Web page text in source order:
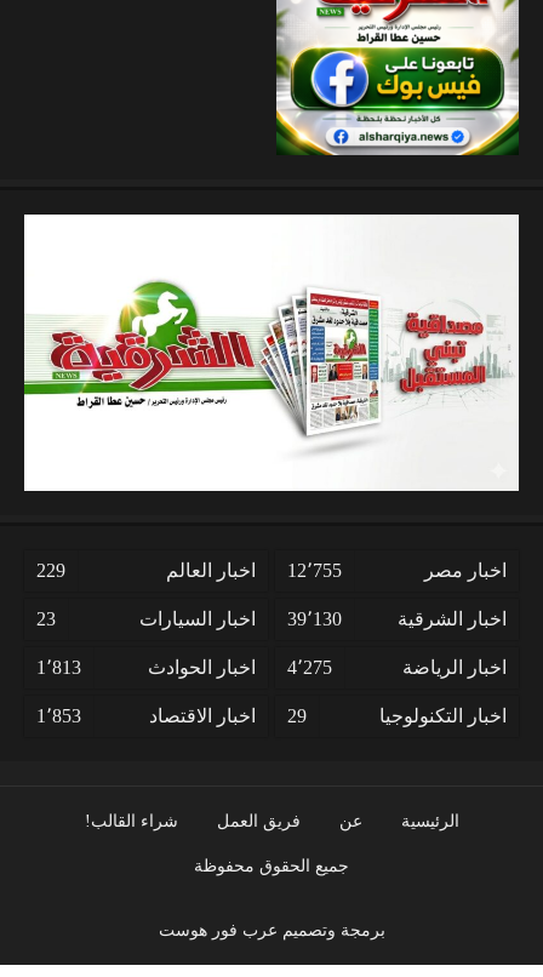
اخبار مصر 12٬755 اخبار العالم 229
اخبار الشرقية 39٬130 اخبار السيارات 23
اخبار الرياضة 4٬275 اخبار الحوادث 1٬813
اخبار التكنولوجيا 29 اخبار الاقتصاد 1٬853
الرئيسية عن فريق العمل شراء القالب!
جميع الحقوق محفوظة
برمجة وتصميم عرب فور هوست